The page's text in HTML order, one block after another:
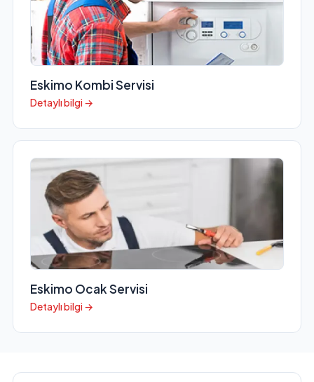
Eskimo Kombi Servisi
Detaylı bilgi →
Eskimo Ocak Servisi
Detaylı bilgi →